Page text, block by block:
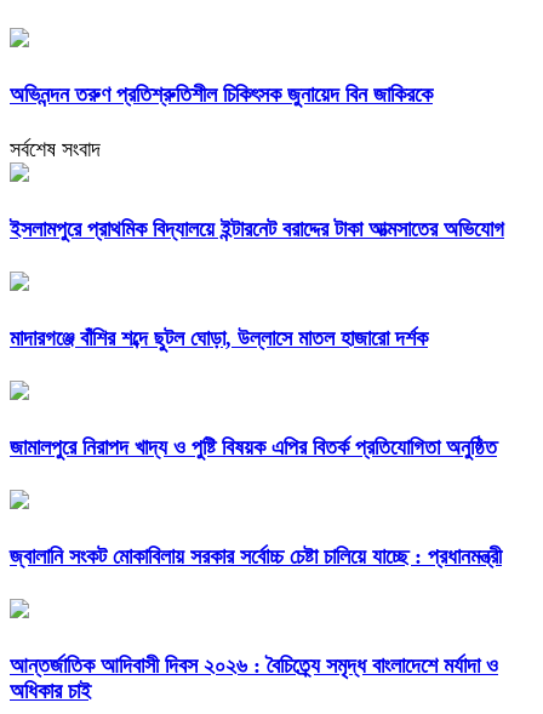
অভিনন্দন তরুণ প্রতিশ্রুতিশীল চিকিৎসক জুনায়েদ বিন জাকিরকে
সর্বশেষ সংবাদ
ইসলামপুরে প্রাথমিক বিদ্যালয়ে ইন্টারনেট বরাদ্দের টাকা আত্মসাতের অভিযোগ
মাদারগঞ্জে বাঁশির শব্দে ছুটল ঘোড়া, উল্লাসে মাতল হাজারো দর্শক
জামালপুরে নিরাপদ খাদ্য ও পুষ্টি বিষয়ক এপির বিতর্ক প্রতিযোগিতা অনুষ্ঠিত
জ্বালানি সংকট মোকাবিলায় সরকার সর্বোচ্চ চেষ্টা চালিয়ে যাচ্ছে : প্রধানমন্ত্রী
আন্তর্জাতিক আদিবাসী দিবস ২০২৬ : বৈচিত্র্যে সমৃদ্ধ বাংলাদেশে মর্যাদা ও
অধিকার চাই